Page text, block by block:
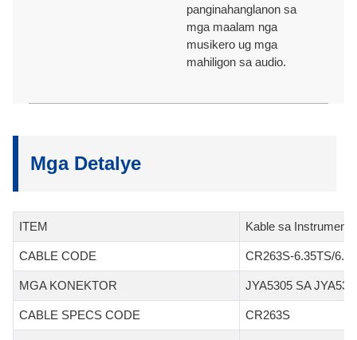
panginahanglanon sa
mga maalam nga
musikero ug mga
mahiligon sa audio.
Mga Detalye
ITEM Kable sa Instrumento
CABLE CODE CR263S-6.35TS/
MGA KONEKTOR JYA5305 SA
CABLE SPECS CODE CR263S